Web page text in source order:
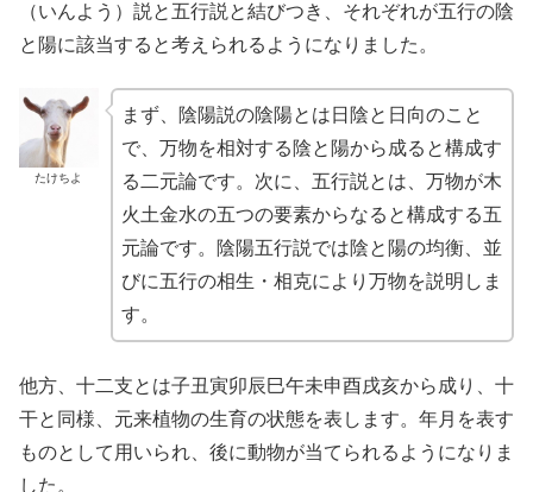
（いんよう）説と五行説と結びつき、それぞれが五行の陰
と陽に該当すると考えられるようになりました。
たけちよ
まず、陰陽説の陰陽とは日陰と日向のこと
で、万物を相対する陰と陽から成ると構成す
る二元論です。次に、五行説とは、万物が木
火土金水の五つの要素からなると構成する五
元論です。陰陽五行説では陰と陽の均衡、並
びに五行の相生・相克により万物を説明しま
す。
他方、十二支とは子丑寅卯辰巳午未申酉戌亥から成り、十
干と同様、元来植物の生育の状態を表します。年月を表す
ものとして用いられ、後に動物が当てられるようになりま
した。